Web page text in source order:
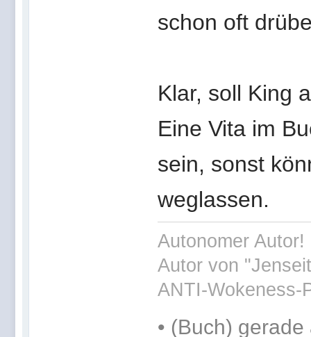
schon oft
Klar, soll King
Eine Vita im
sein, sonst
weglassen.
Autonomer
Autor von
ANTI-Wokeness-
• (Buch) gerade